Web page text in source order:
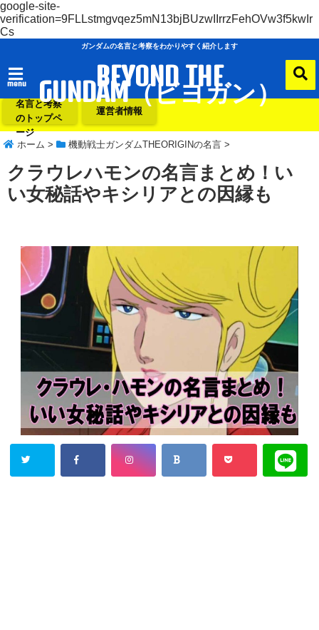
google-site-
verification=9FLLstmgvqez5mN13bjBUzwIIrrzFehOVw3f5kwIr
Cs
ガンダムの名言と考察をわかりやすく紹介します
menu BEYOND THE
GUNDAM（ビヨガン）
ガンダムの
名言と考察
のトップペ
ージ
運営者情報
ホーム > 機動戦士ガンダムTHEORIGINの名言 >
クラウレハモンの名言まとめ！い
い女秘話やキシリアとの因縁も